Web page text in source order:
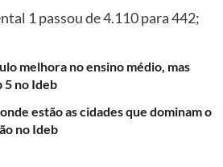
1 passou de 4.110 para 442;
melhora no ensino médio, mas
5 no Ideb
estão as cidades que dominam o
no Ideb